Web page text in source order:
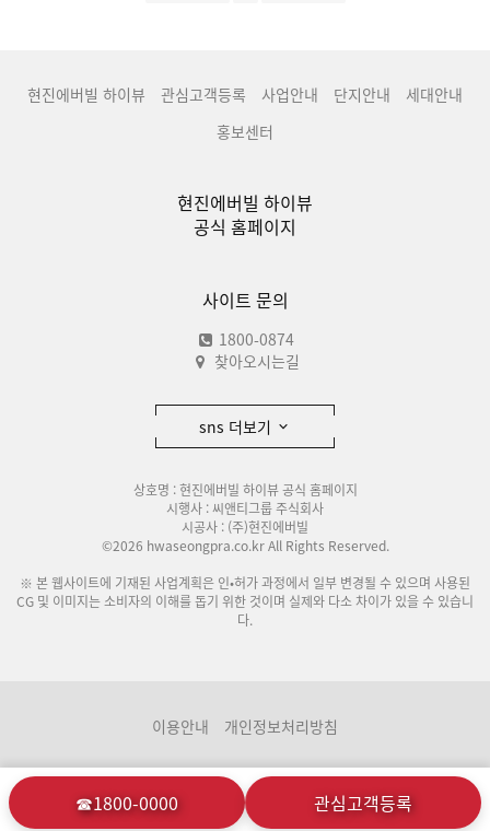
현진에버빌 하이뷰 관심고객등록 사업안내 단지안내
세대안내
홍보센터
현진에버빌 하이뷰
공식 홈페이지
사이트 문의
1800-0874
찾아오시는길
sns 더보기
상호명 : 현진에버빌 하이뷰 공식 홈페이지
시행사 : 씨앤티그룹 주식회사
시공사 : (주)현진에버빌
©2026 hwaseongpra.co.kr All Rights Reserved.
※ 본 웹사이트에 기재된 사업계획은 인•허가 과정에서 일부 변경될 수 있으며 사용된
CG 및 이미지는 소비자의 이해를 돕기 위한 것이며 실제와 다소 차이가 있을 수 있습니
다.
이용안내 개인정보처리방침
☎1800-0000 관심고객등록
분양관련사이트